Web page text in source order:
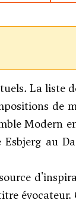
La liste
de
Modern
Esbjerg au
évocateur.